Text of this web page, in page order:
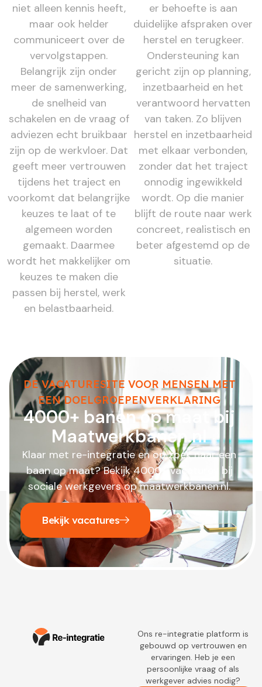
niet alleen kennis heeft,
maar ook helder
communiceert over de
vervolgstappen.
Belangrijk zijn onder
meer de samenwerking,
de snelheid van
schakelen en de vraag of
adviezen echt bruikbaar
zijn op de werkvloer. Dat
geeft meer vertrouwen
tijdens het traject en
voorkomt dat belangrijke
keuzes te laat of te
algemeen worden
gemaakt. Daarmee
wordt het makkelijker om
keuzes te maken die
passen bij herstel, werk
en belastbaarheid.
er behoefte is aan
duidelijke afspraken over
herstel en terugkeer.
Ondersteuning kan
gericht zijn op planning,
inzetbaarheid en het
verantwoord hervatten
van taken. Zo blijven
herstel en inzetbaarheid
met elkaar verbonden,
zonder dat het traject
onnodig ingewikkeld
wordt. Op die manier
blijft de route naar werk
concreet, realistisch en
beter afgestemd op de
situatie.
DE VACATURESITE VOOR MENSEN MET
EEN DOELGROEPENVERKLARING
4000+ banen op maat bij
Maatwerkbanen.nl
Klaar met re-integratie en op zoek naar een
baan op maat? Bekijk 4000+ vacatures bij
sociale werkgevers op maatwerkbanen.nl.
Bekijk vacatures
Ons re-integratie platform is
gebouwd op vertrouwen en
ervaringen. Heb je een
persoonlijke vraag of als
werkgever advies nodig?